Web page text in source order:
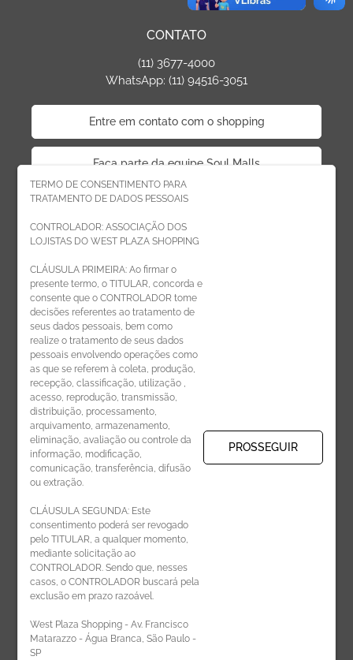
TERMO DE CONSENTIMENTO PARA
TRATAMENTO DE DADOS PESSOAIS
CONTROLADOR: ASSOCIAÇÃO DOS
LOJISTAS DO WEST PLAZA SHOPPING
CLÁUSULA PRIMEIRA: Ao firmar o
presente termo, o TITULAR, concorda e
consente que o CONTROLADOR tome
decisões referentes ao tratamento de
seus dados pessoais, bem como
realize o tratamento de seus dados
pessoais envolvendo operações como
as que se referem à coleta, produção,
recepção, classificação, utilização ,
acesso, reprodução, transmissão,
distribuição, processamento,
arquivamento, armazenamento,
eliminação, avaliação ou controle da
informação, modificação,
comunicação, transferência, difusão
ou extração.
CLÁUSULA SEGUNDA: Este
consentimento poderá ser revogado
pelo TITULAR, a qualquer momento,
mediante solicitação ao
CONTROLADOR. Sendo que, nesses
casos, o CONTROLADOR buscará pela
exclusão em prazo razoável.
West Plaza Shopping - Av. Francisco
Matarazzo - Água Branca, São Paulo -
SP
PROSSEGUIR
CONTATO
(11) 3677-4000
WhatsApp: (11) 94516-3051
Entre em contato com o shopping
Faça parte da equipe Soul Malls
Faça parte da equipe West Plaza
Politica de privacidade
Código de Ética de Parceiros
CADASTRE-SE
Receba novidades por e-mail: